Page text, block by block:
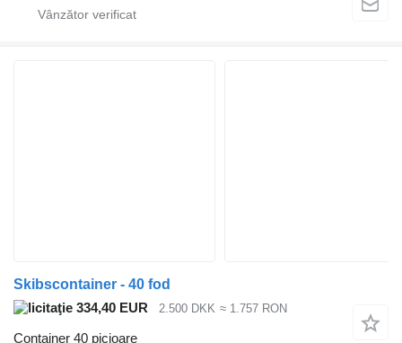
Skibscontainer - 40 fod
334,40 EUR
2.500 DKK ≈ 1.757 RON
Container 40 picioare